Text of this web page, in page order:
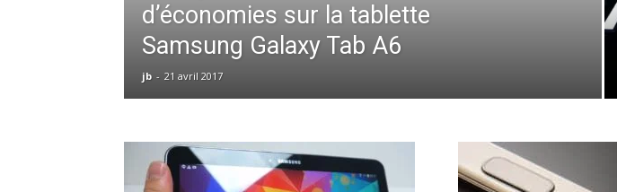
d’économies sur la tablette
Samsung Galaxy Tab A6
jb - 21 avril 2017